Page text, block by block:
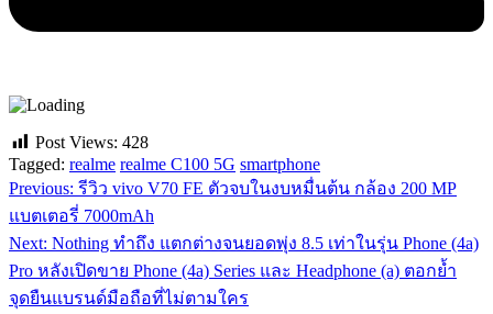
Post Views: 428
Tagged: realme realme C100 5G smartphone
แนะแนว
เรื่อง
Previous: รีวิว vivo V70 FE ตัวจบในงบหมื่นต้น กล้อง 200 MP
แบตเตอรี่ 7000mAh
Next: Nothing ทำถึง แตกต่างจนยอดพุ่ง 8.5 เท่าในรุ่น Phone (4a)
Pro หลังเปิดขาย Phone (4a) Series และ Headphone (a) ตอกย้ำ
จุดยืนแบรนด์มือถือที่ไม่ตามใคร